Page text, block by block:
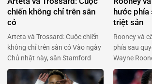
chiến không chỉ trên sân
cỏ
Arteta và Trossard: Cuộc chiến
không chỉ trên sân cỏ Vào ngày
Chủ nhật này, sân Stamford
Bridge sẽ lại bùng nổ với cuộc
đối đầu giữa Arsenal và
hước phía
triệt sản
Rooney và
phía sau
Wayne
chỉ gắn liền
United mà